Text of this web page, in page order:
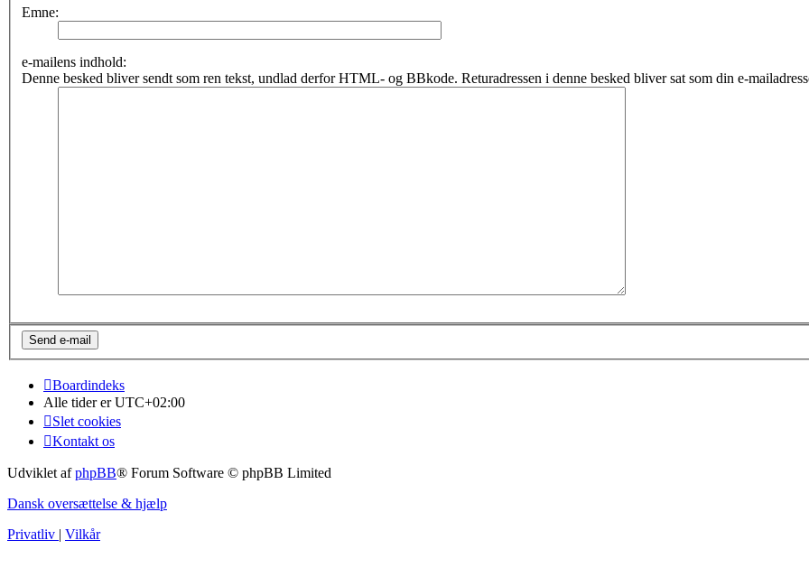
Emne:
e-mailens indhold:
Denne besked bliver sendt som ren tekst, undlad derfor HTML- og BBkode. Returadressen i denne besked bliver sat som din e-
Boardindeks
Alle tider erUTC+02:00
Slet cookies
Kontakt os
Udviklet afphpBB® Forum Software © phpBB Limited
Dansk oversættelse & hjælp
Privatliv
Vilkår